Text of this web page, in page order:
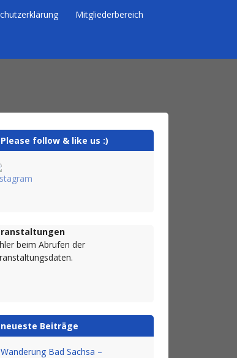
Mitgliederbereich
Please follow & like us :)
beim Abrufen der
neueste Beiträge
Wanderung Bad Sachsa –